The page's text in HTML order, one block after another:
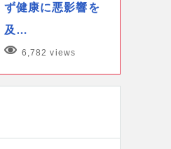
ず健康に悪影響を
及…
6,782 views